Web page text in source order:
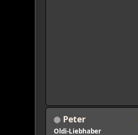
Peter
Oldi-Liebhaber